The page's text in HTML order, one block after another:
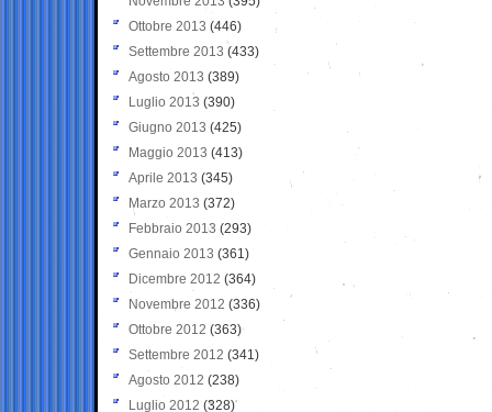
Ottobre 2013 (446)
Settembre 2013 (433)
Agosto 2013 (389)
Luglio 2013 (390)
Giugno 2013 (425)
Maggio 2013 (413)
Aprile 2013 (345)
Marzo 2013 (372)
Febbraio 2013 (293)
Gennaio 2013 (361)
Dicembre 2012 (364)
Novembre 2012 (336)
Ottobre 2012 (363)
Settembre 2012 (341)
Agosto 2012 (238)
Luglio 2012 (328)